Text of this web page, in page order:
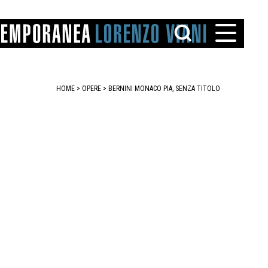
HOME > OPERE > BERNINI MONACO PIA, SENZA TITOLO